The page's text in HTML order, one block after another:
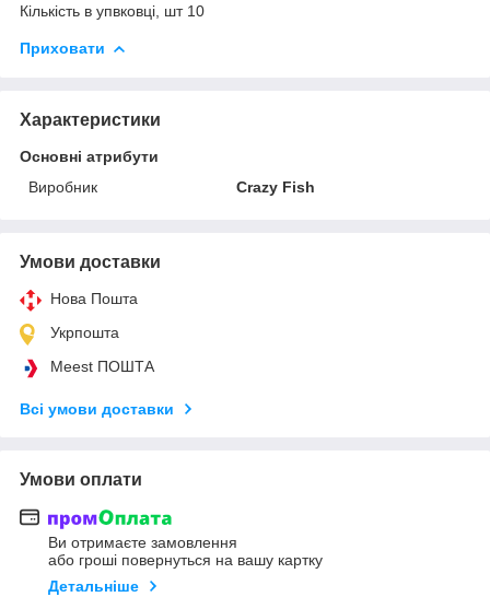
Кількість в упвковці, шт 10
Приховати
Характеристики
Основні атрибути
Виробник
Crazy Fish
Умови доставки
Нова Пошта
Укрпошта
Meest ПОШТА
Всі умови доставки
Умови оплати
Ви отримаєте замовлення
або гроші повернуться на вашу картку
Детальніше